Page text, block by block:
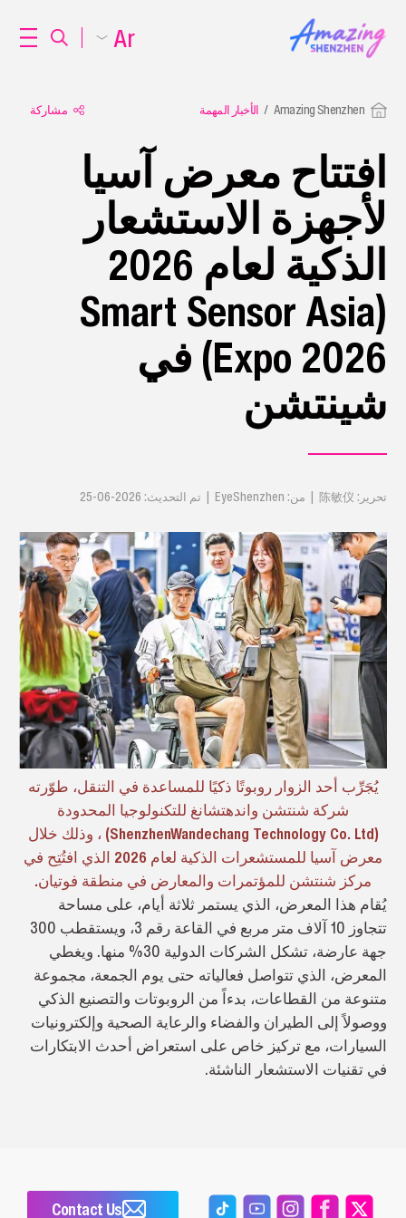
Amazing Shenzhen الأخبار المهمة مشاركة
افتتاح معرض آسيا
لأجهزة الاستشعار
الذكية لعام 2026
(Smart Sensor Asia
Expo 2026) في
شينتشن
تحرير: 陈敏仪 | من: EyeShenzhen | تم التحديث: 2026-06-25
يُجَرِّب أحد الزوار روبوتًا ذكيًا للمساعدة في التنقل، طوّرته
شركة شنتشن واندهتشانغ للتكنولوجيا المحدودة
(ShenzhenWandechang Technology Co. Ltd) ، وذلك خلال
معرض آسيا للمستشعرات الذكية لعام 2026 الذي افتُتِح في
مركز شنتشن للمؤتمرات والمعارض في منطقة فوتيان.
يُقام هذا المعرض، الذي يستمر ثلاثة أيام، على مساحة
تتجاوز 10 آلاف متر مربع في القاعة رقم 3، ويستقطب 300
جهة عارضة، تشكل الشركات الدولية 30% منها. ويغطي
المعرض، الذي تتواصل فعالياته حتى يوم الجمعة، مجموعة
متنوعة من القطاعات، بدءاً من الروبوتات والتصنيع الذكي
ووصولاً إلى الطيران والفضاء والرعاية الصحية وإلكترونيات
السيارات، مع تركيز خاص على استعراض أحدث الابتكارات
في تقنيات الاستشعار الناشئة.
Ar
Contact Us